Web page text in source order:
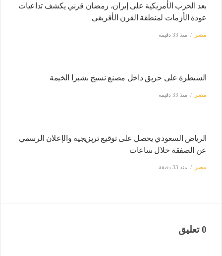
بعد الحرب الأمريكية على إيران، رمضان قرني يكشف تداعيات
عودة الأزمات لمنطقة القرن الأفريقي
مصر منذ 33 دقيقة
السيطرة على حريق داخل مصنع نسيج بشبرا الخيمة
مصر منذ 33 دقيقة
الرياض السعودي يحصل على توقيع تريزيجيه والإعلان الرسمي
عن الصفقة خلال ساعات
مصر منذ 33 دقيقة
0 تعليق